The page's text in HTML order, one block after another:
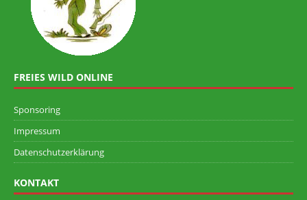
FREIES WILD ONLINE
Sponsoring
Impressum
Datenschutzerklärung
KONTAKT